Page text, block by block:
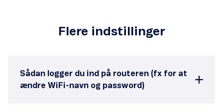
Flere indstillinger
Sådan logger du ind på routeren (fx for at
ændre WiFi-navn og password)